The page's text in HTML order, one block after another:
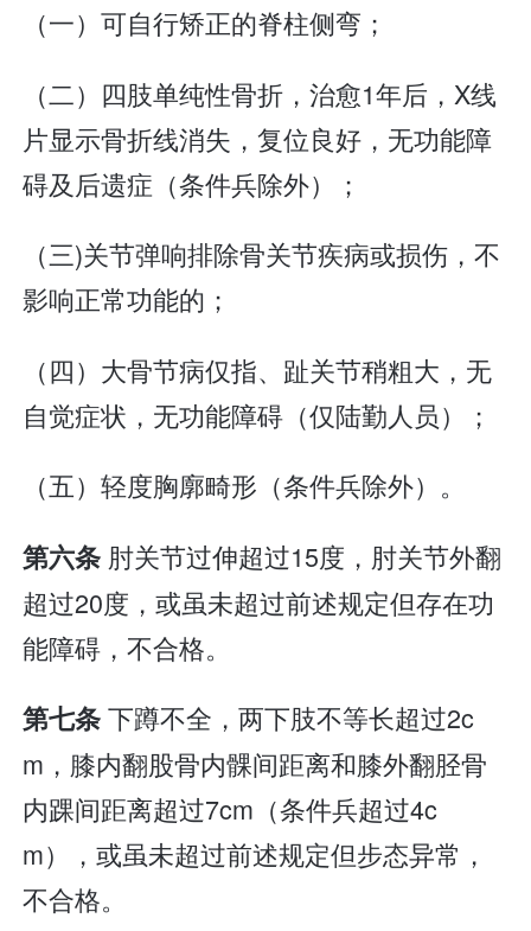
（一）可自行矫正的脊柱侧弯；
（二）四肢单纯性骨折，治愈1年后，X线
片显示骨折线消失，复位良好，无功能障
碍及后遗症（条件兵除外）；
（三)关节弹响排除骨关节疾病或损伤，不
影响正常功能的；
（四）大骨节病仅指、趾关节稍粗大，无
自觉症状，无功能障碍（仅陆勤人员）；
（五）轻度胸廓畸形（条件兵除外）。
第六条 肘关节过伸超过15度，肘关节外翻
超过20度，或虽未超过前述规定但存在功
能障碍，不合格。
第七条下蹲不全，两下肢不等长超过2c
m，膝内翻股骨内髁间距离和膝外翻胫骨
内踝间距离超过7cm（条件兵超过4c
m），或虽未超过前述规定但步态异常，
不合格。